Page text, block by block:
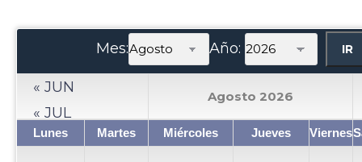
Mes: Año:
« JUN
« JUL
Agosto 2026
Lunes Martes Miércoles Jueves Viernes